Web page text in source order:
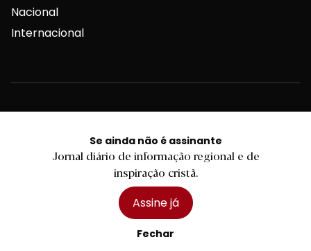
Se ainda não é assinante
Jornal diário de informação regional e de
inspiração cristã.
Assine já
Fechar
Nacional
Internacional
Estatuto Editorial
Assinaturas